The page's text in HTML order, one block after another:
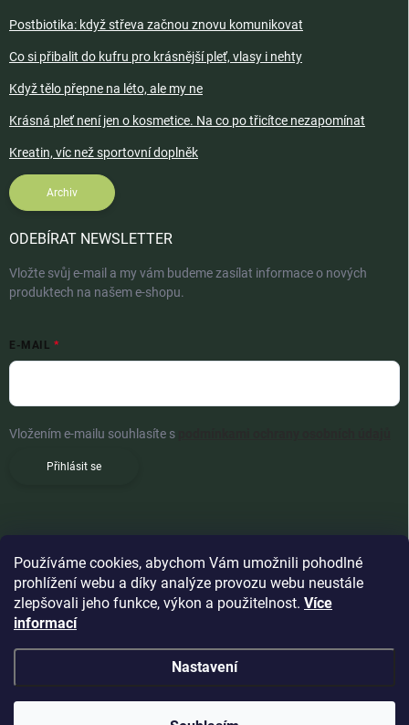
Používáme cookies, abychom Vám umožnili pohodlné
prohlížení webu a díky analýze provozu webu neustále
zlepšovali jeho funkce, výkon a použitelnost. Více
informací
Nastavení
Postbiotika: když střeva začnou znovu komunikovat
Co si přibalit do kufru pro krásnější pleť, vlasy i nehty
Když tělo přepne na léto, ale my ne
Krásná pleť není jen o kosmetice. Na co po třicítce nezapomínat
Kreatin, víc než sportovní doplněk
Archiv
ODEBÍRAT NEWSLETTER
Vložte svůj e-mail a my vám budeme zasílat informace o nových
produktech na našem e-shopu.
E-MAIL
Vložením e-mailu souhlasíte s
Přihlásit se
Woldoshop s.r.o. . Všechna práva vyhrazena.